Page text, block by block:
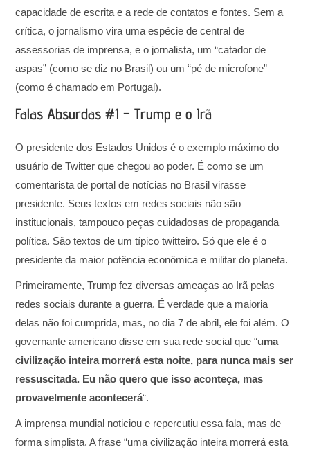
capacidade de escrita e a rede de contatos e fontes. Sem a
crítica, o jornalismo vira uma espécie de central de
assessorias de imprensa, e o jornalista, um “catador de
aspas” (como se diz no Brasil) ou um “pé de microfone”
(como é chamado em Portugal).
Falas Absurdas #1 – Trump e o Irã
O presidente dos Estados Unidos é o exemplo máximo do
usuário de Twitter que chegou ao poder. É como se um
comentarista de portal de notícias no Brasil virasse
presidente. Seus textos em redes sociais não são
institucionais, tampouco peças cuidadosas de propaganda
política. São textos de um típico twitteiro. Só que ele é o
presidente da maior potência econômica e militar do planeta.
Primeiramente, Trump fez diversas ameaças ao Irã pelas
redes sociais durante a guerra. É verdade que a maioria
delas não foi cumprida, mas, no dia 7 de abril, ele foi além. O
governante americano disse em sua rede social que “uma
civilização inteira morrerá esta noite, para nunca mais ser
ressuscitada. Eu não quero que isso aconteça, mas
provavelmente acontecerá“.
A imprensa mundial noticiou e repercutiu essa fala, mas de
forma simplista. A frase “uma civilização inteira morrerá esta